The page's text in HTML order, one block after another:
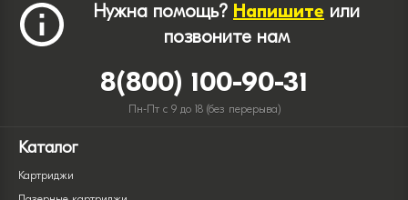
Нужна помощь? Напишите или
позвоните нам
8(800) 100-90-31
Пн-Пт с 9 до 18 (без перерыва)
Каталог
Картриджи